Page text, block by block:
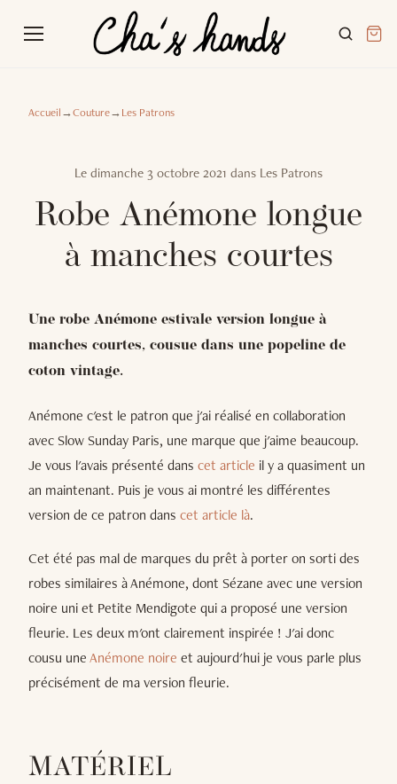
Accueil→Couture→Les Patrons
Le dimanche 3 octobre 2021 dans Les Patrons
Robe Anémone longue
à manches courtes
Une robe Anémone estivale version longue à
manches courtes, cousue dans une popeline de
coton vintage.
Anémone c'est le patron que j'ai réalisé en collaboration
avec Slow Sunday Paris, une marque que j'aime beaucoup.
Je vous l'avais présenté dans cet article il y a quasiment un
an maintenant. Puis je vous ai montré les différentes
version de ce patron dans cet article là.
Cet été pas mal de marques du prêt à porter on sorti des
robes similaires à Anémone, dont Sézane avec une version
noire uni et Petite Mendigote qui a proposé une version
fleurie. Les deux m'ont clairement inspirée ! J'ai donc
cousu uneAnémone noire et aujourd'hui je vous parle plus
précisément de ma version fleurie.
MATÉRIEL